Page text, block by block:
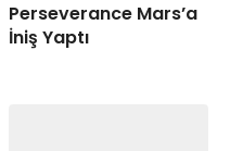
Perseverance Mars’a
İniş Yaptı